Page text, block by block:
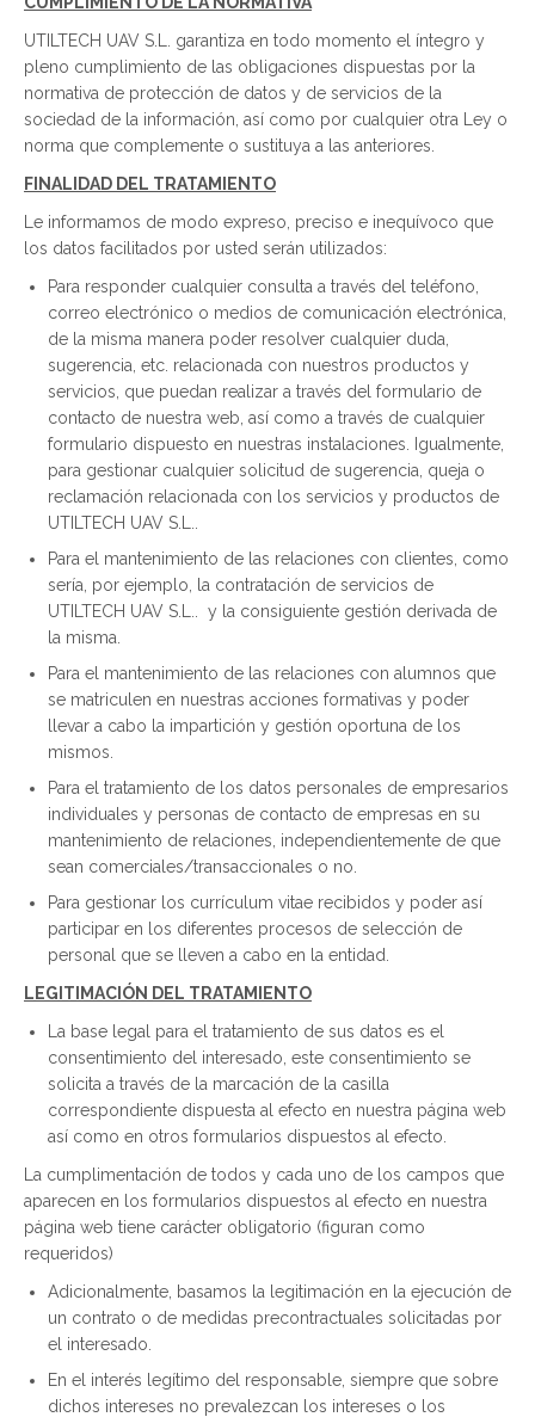
UTILTECH UAV S.L. garantiza en todo momento el íntegro y
pleno cumplimiento de las obligaciones dispuestas por la
normativa de protección de datos y de servicios de la
sociedad de la información, así como por cualquier otra Ley o
norma que complemente o sustituya a las anteriores.
FINALIDAD DEL TRATAMIENTO
Le informamos de modo expreso, preciso e inequívoco que
los datos facilitados por usted serán utilizados:
Para responder cualquier consulta a través del teléfono,
correo electrónico o medios de comunicación electrónica,
de la misma manera poder resolver cualquier duda,
sugerencia, etc. relacionada con nuestros productos y
servicios, que puedan realizar a través del formulario de
contacto de nuestra web, así como a través de cualquier
formulario dispuesto en nuestras instalaciones. Igualmente,
para gestionar cualquier solicitud de sugerencia, queja o
reclamación relacionada con los servicios y productos de
UTILTECH UAV S.L..
Para el mantenimiento de las relaciones con clientes, como
sería, por ejemplo, la contratación de servicios de
UTILTECH UAV S.L.. y la consiguiente gestión derivada de
la misma.
Para el mantenimiento de las relaciones con alumnos que
se matriculen en nuestras acciones formativas y poder
llevar a cabo la impartición y gestión oportuna de los
mismos.
Para el tratamiento de los datos personales de empresarios
individuales y personas de contacto de empresas en su
mantenimiento de relaciones, independientemente de que
sean comerciales/transaccionales o no.
Para gestionar los currículum vitae recibidos y poder así
participar en los diferentes procesos de selección de
personal que se lleven a cabo en la entidad.
LEGITIMACIÓN DEL TRATAMIENTO
La base legal para el tratamiento de sus datos es el
consentimiento del interesado, este consentimiento se
solicita a través de la marcación de la casilla
correspondiente dispuesta al efecto en nuestra página web
así como en otros formularios dispuestos al efecto.
La cumplimentación de todos y cada uno de los campos que
aparecen en los formularios dispuestos al efecto en nuestra
página web tiene carácter obligatorio (figuran como
requeridos)
Adicionalmente, basamos la legitimación en la ejecución de
un contrato o de medidas precontractuales solicitadas por
el interesado.
En el interés legítimo del responsable, siempre que sobre
dichos intereses no prevalezcan los intereses o los